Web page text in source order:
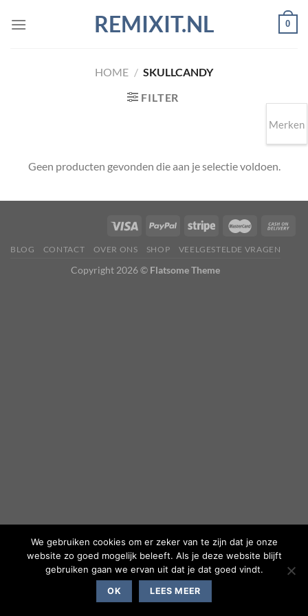
naar
REMIXIT.NL 0
HOME / SKULLCANDY
FILTER
Geen producten gevonden die aan je selectie voldoen.
BLOG CONTACT OVER ONS SHOP VEELGESTELDE VRAGEN
Copyright 2026 © Flatsome Theme
Merken
We gebruiken cookies om er zeker van te zijn dat je onze
website zo goed mogelijk beleeft. Als je deze website blijft
gebruiken gaan we ervan uit dat je dat goed vindt.
OK LEES MEER